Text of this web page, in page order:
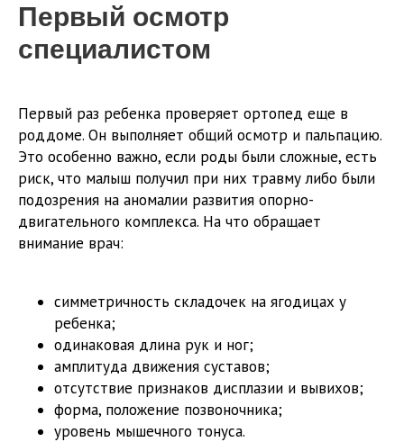
Первый осмотр
специалистом
Первый раз ребенка проверяет ортопед еще в
роддоме. Он выполняет общий осмотр и пальпацию.
Это особенно важно, если роды были сложные, есть
риск, что малыш получил при них травму либо были
подозрения на аномалии развития опорно-
двигательного комплекса. На что обращает
внимание врач:
симметричность складочек на ягодицах у
ребенка;
одинаковая длина рук и ног;
амплитуда движения суставов;
отсутствие признаков дисплазии и вывихов;
форма, положение позвоночника;
уровень мышечного тонуса.